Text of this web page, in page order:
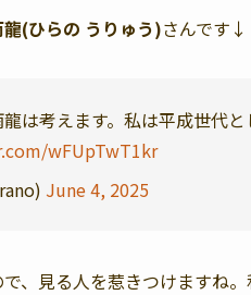
(ひらの うりゅう)さんです↓
は考えます。私は平成世代
wFUpTwT1kr
June 4, 2025
、見る人を惹きつけますね。